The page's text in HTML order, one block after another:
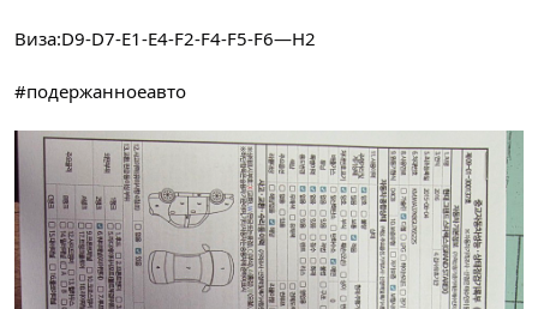
Виза:D9-D7-E1-E4-F2-F4-F5-F6—H2
#подержанноеавто